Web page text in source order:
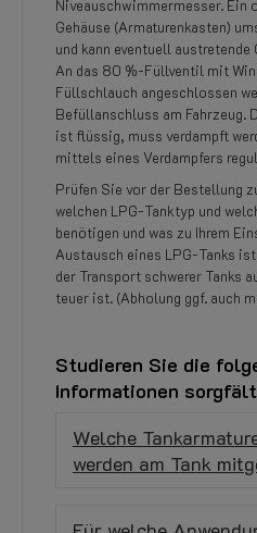
Niveauschwimmermesser. Ein
Gehäuse (Armaturenkasten)
und kann eventuell austretende
An das 80 %-Füllventil mit
Füllschlauch angeschlossen
Befüllanschluss am Fahrzeug.
ist flüssig, muss verdampft
mittels eines Verdampfers
Prüfen Sie vor der Bestellung
welchen LPG-Tanktyp und
benötigen und was zu Ihrem
Austausch eines LPG-Tanks
der Transport schwerer Tanks
teuer ist. (Abholung ggf. auch
Studieren Sie die
Informationen
Welche
werden am Tank